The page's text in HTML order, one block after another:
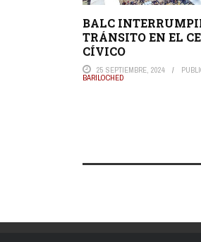
BALC
TRÁNSITO EN EL
CÍVICO
25 SEPTIEMBRE, 2024
BARILOCHED